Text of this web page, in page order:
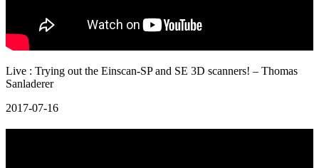
Live : Trying out the Einscan-SP and SE 3D scanners! – Thomas
Sanladerer
2017-07-16